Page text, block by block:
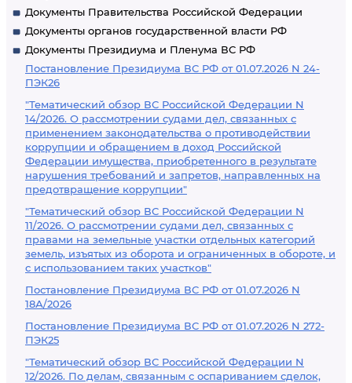
Документы Правительства Российской Федерации
Документы органов государственной власти РФ
Документы Президиума и Пленума ВС РФ
Постановление Президиума ВС РФ от 01.07.2026 N 24-
ПЭК26
"Тематический обзор ВС Российской Федерации N
14/2026. О рассмотрении судами дел, связанных с
применением законодательства о противодействии
коррупции и обращением в доход Российской
Федерации имущества, приобретенного в результате
нарушения требований и запретов, направленных на
предотвращение коррупции"
"Тематический обзор ВС Российской Федерации N
11/2026. О рассмотрении судами дел, связанных с
правами на земельные участки отдельных категорий
земель, изъятых из оборота и ограниченных в обороте, и
с использованием таких участков"
Постановление Президиума ВС РФ от 01.07.2026 N
18А/2026
Постановление Президиума ВС РФ от 01.07.2026 N 272-
ПЭК25
"Тематический обзор ВС Российской Федерации N
12/2026. По делам, связанным с оспариванием сделок,